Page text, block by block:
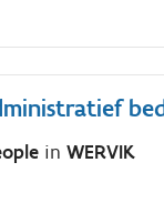
inWERVIK